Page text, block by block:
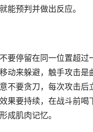
能预判并做出反应。
要停留在同一位置超
动来躲避，触手攻击
不要贪刀，每次攻击
果要持续，在战斗前
成肌肉记忆。